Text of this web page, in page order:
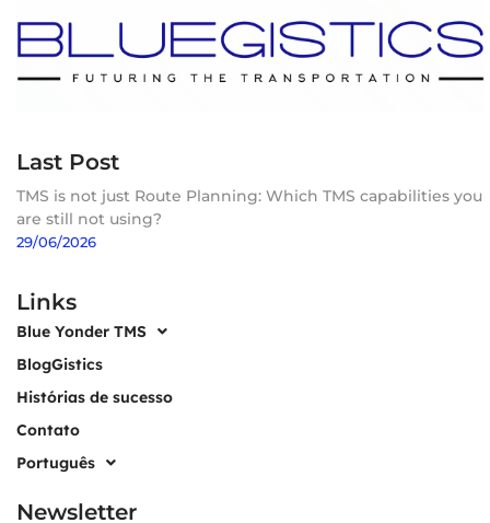
Last Post
TMS is not just Route Planning: Which TMS capabilities you
are still not using?
29/06/2026
Links
Blue Yonder TMS
BlogGistics
Histórias de sucesso
Contato
Português
Newsletter